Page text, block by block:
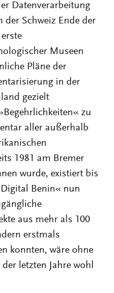
Datenverarbeitung
Schweiz Ende der
Museen
Pläne der
in der
gezielt
zu
aller außerhalb
1981 am Bremer
wurde, existiert bis
Benin« nun
aus mehr als 100
erstmals
konnten, wäre ohne
letzten Jahre wohl